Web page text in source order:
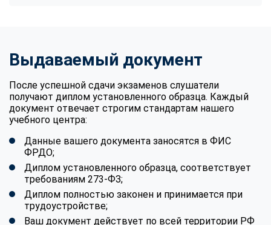
Выдаваемый документ
После успешной сдачи экзаменов слушатели
получают диплом установленного образца. Каждый
документ отвечает строгим стандартам нашего
учебного центра:
Данные вашего документа заносятся в ФИС
ФРДО;
Диплом установленного образца, соответствует
требованиям 273-ФЗ;
Диплом полностью законен и принимается при
трудоустройстве;
Ваш документ действует по всей территории РФ